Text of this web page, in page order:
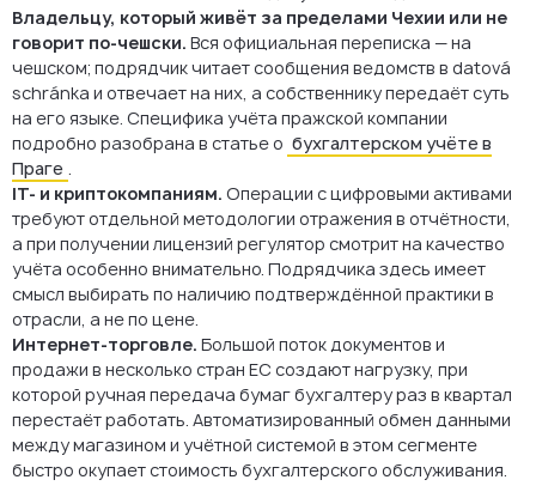
Владельцу, который живёт за пределами Чехии или не
говорит по-чешски. Вся официальная переписка — на
чешском; подрядчик читает сообщения ведомств в datová
schránka и отвечает на них, а собственнику передаёт суть
на его языке. Специфика учёта пражской компании
подробно разобрана в статье о бухгалтерском учёте в
Праге
IT- и криптокомпаниям. Операции с цифровыми активами
требуют отдельной методологии отражения в отчётности,
а при получении лицензий регулятор смотрит на качество
учёта особенно внимательно. Подрядчика здесь имеет
смысл выбирать по наличию подтверждённой практики в
отрасли, а не по цене.
Интернет-торговле. Большой поток документов и
продажи в несколько стран ЕС создают нагрузку, при
которой ручная передача бумаг бухгалтеру раз в квартал
перестаёт работать. Автоматизированный обмен данными
между магазином и учётной системой в этом сегменте
быстро окупает стоимость бухгалтерского обслуживания.